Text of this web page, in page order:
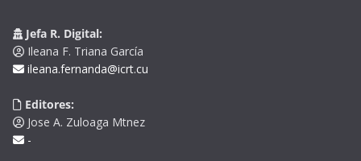
Jefa R. Digital:
Ileana F. Triana García
ileana.fernanda@icrt.cu
Editores:
Jose A. Zuloaga Mtnez
-